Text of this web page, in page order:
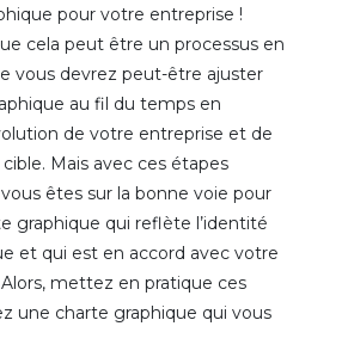
pour votre entreprise !
cela peut être un processus en
vous devrez peut-être ajuster
au fil du temps en
de votre entreprise et de
Mais avec ces étapes
êtes sur la bonne voie pour
graphique qui reflète l’identité
et qui est en accord avec votre
mettez en pratique ces
une charte graphique qui vous